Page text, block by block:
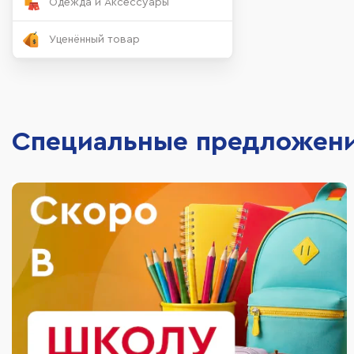
Одежда и Аксессуары
Уценённый товар
Специальные